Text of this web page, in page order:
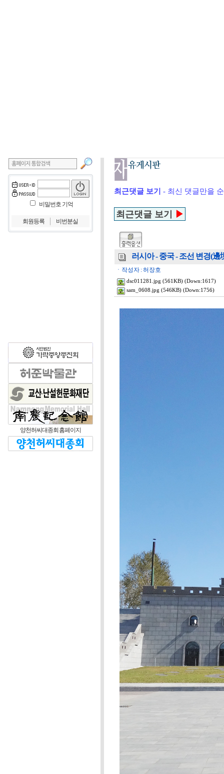
비밀번호 기억
회원등록 비번분실
양천허씨대종회 홈페이지
최근댓글 보기 - 최신 댓글만을
최근댓글 보기 ▶
러시아 - 중국 - 조선 변경(邊
ㆍ작성자 : 허장호
dsc011281.jpg (561KB) (Down:1617)
sam_0608.jpg (546KB) (Down:1756)